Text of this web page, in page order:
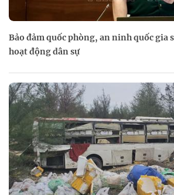
Bảo đảm quốc phòng, an ninh quốc gia
hoạt động dân sự